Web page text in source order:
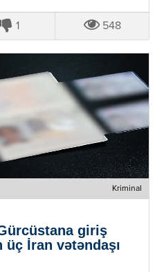
1 548
Kriminal
giriş
üç İran vətəndaşı